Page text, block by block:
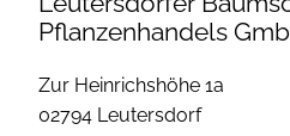
Pflanzenhandels
Zur Heinrichshöhe 1a
02794 Leutersdorf